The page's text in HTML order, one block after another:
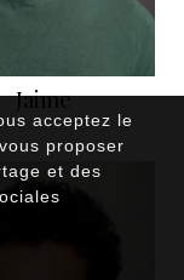
Jaime
acceptez le
proposer
et des